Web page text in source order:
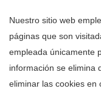
Nuestro sitio web
páginas que son
empleada únicamente
información se elimina
eliminar las cookies en